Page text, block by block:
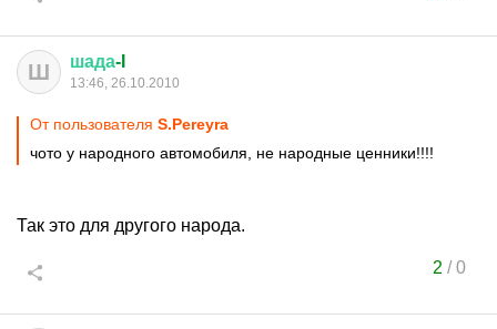
Ш шада-I
13:46, 26.10.2010
От пользователя S.Pereyra
чото у народного автомобиля, не народные ценники!!!!
Так это для другого народа.
2 /0